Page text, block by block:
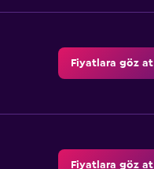
Fiyatlara göz at
Fiyatlara göz at